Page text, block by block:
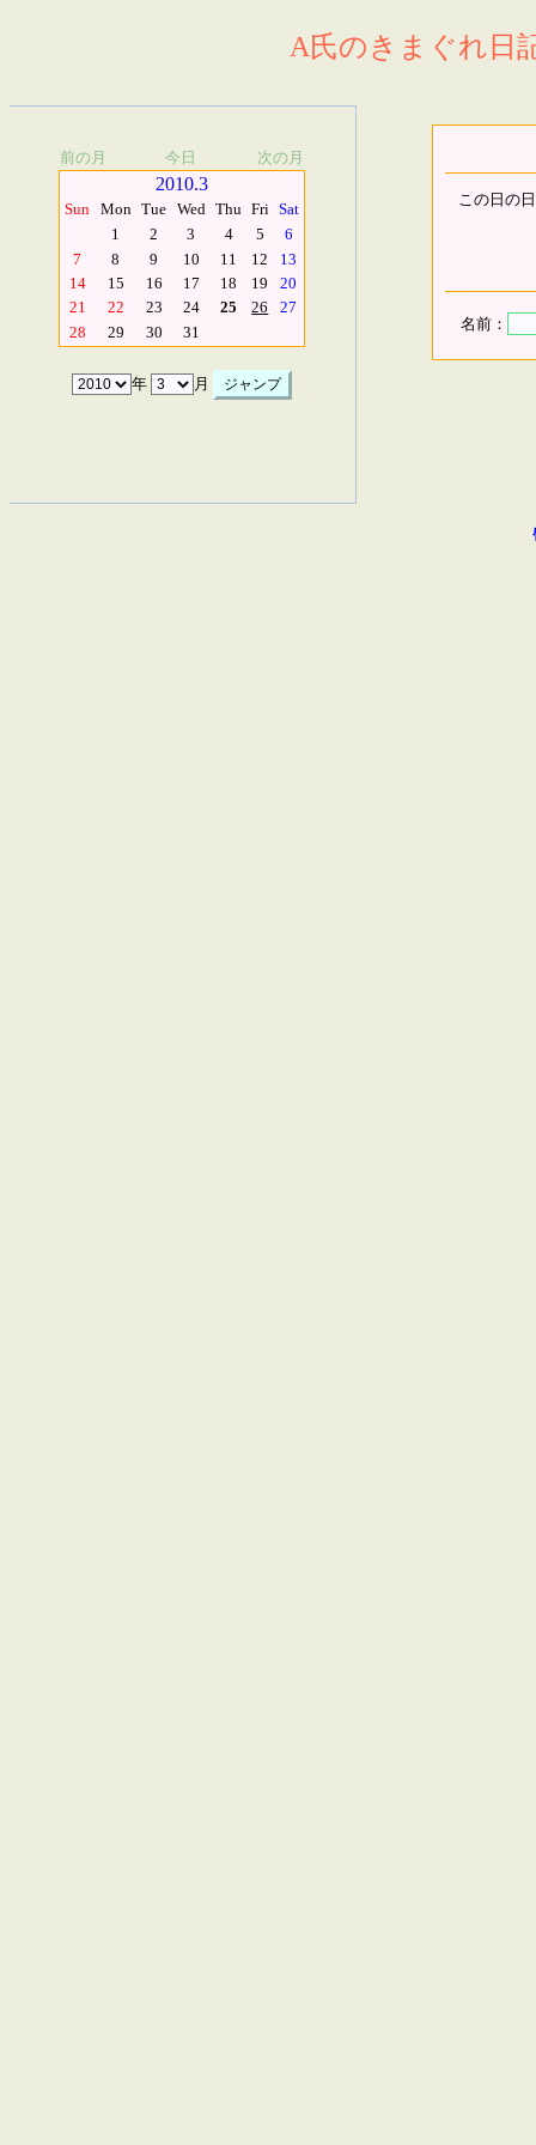
A氏のきまぐれ日
前の月 今日 次の月
2010.3
Sun Mon Tue Wed Thu Fri Sat
1
2 3 4 5
6
7
8 9 10 11 12
13
14
15 16 17 18 19
20
21
22 23 24 25 26
27
28
29 30 31
年 月
この日の
名前：